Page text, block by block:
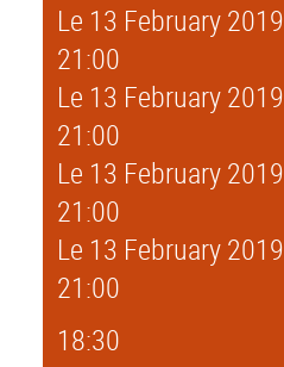
Le 13 February 2019
21:00
Le 13 February 2019
21:00
Le 13 February 2019
21:00
Le 13 February 2019
21:00
18:30